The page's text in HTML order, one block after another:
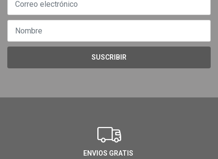
SUSCRIBIR
ENVIOS GRATIS